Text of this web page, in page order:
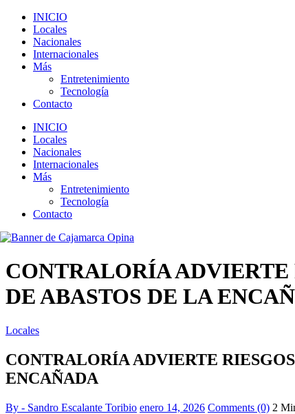
INICIO
Locales
Nacionales
Internacionales
Más
Entretenimiento
Tecnología
Contacto
INICIO
Locales
Nacionales
Internacionales
Más
Entretenimiento
Tecnología
Contacto
CONTRALORÍA ADVIERTE
DE ABASTOS DE LA
Locales
CONTRALORÍA ADVIERTE
ENCAÑADA
By - Sandro Escalante Toribio enero 14, 2026 Comments (0) 2